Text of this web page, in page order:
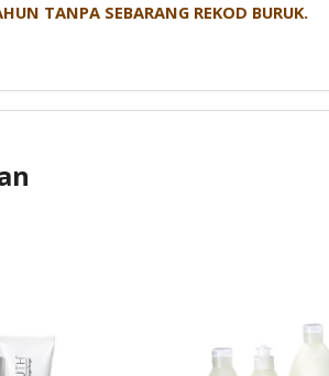
TANPA SEBARANG REKOD BURUK.